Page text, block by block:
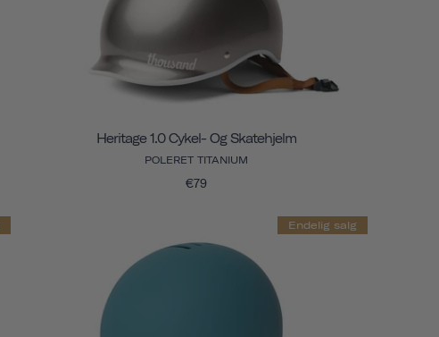
Heritage 1.0 Cykel- Og Skatehjelm
POLERET TITANIUM
€79
Endelig salg